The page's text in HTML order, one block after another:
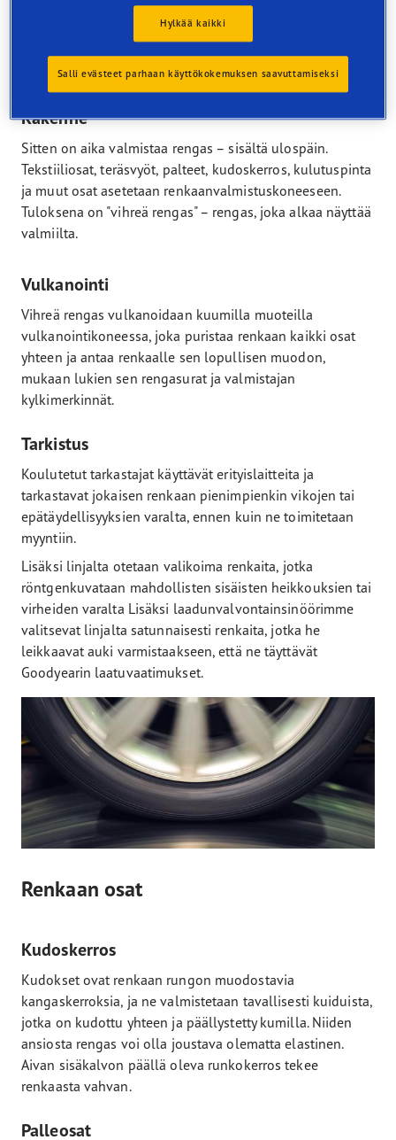
Jäähtynyt kumi leikataan suikaleiksi, jotka muodostavat
renkaan perusrakenteen. Valssausvaiheen jälkeen muut
renkaan elementit valmistellaan. Osa niistä päällystetään
tällöin toisentyyppisellä kumilla.
Rakenne
Sitten on aika valmistaa rengas – sisältä ulospäin.
Tekstiiliosat, teräsvyöt, palteet, kudoskerros, kulutuspinta
ja muut osat asetetaan renkaanvalmistuskoneeseen.
Tuloksena on "vihreä rengas" – rengas, joka alkaa näyttää
valmiilta.
Vulkanointi
Vihreä rengas vulkanoidaan kuumilla muoteilla
vulkanointikoneessa, joka puristaa renkaan kaikki osat
yhteen ja antaa renkaalle sen lopullisen muodon,
mukaan lukien sen rengasurat ja valmistajan
kylkimerkinnät.
Tarkistus
Koulutetut tarkastajat käyttävät erityislaitteita ja
tarkastavat jokaisen renkaan pienimpienkin vikojen tai
epätäydellisyyksien varalta, ennen kuin ne toimitetaan
myyntiin.
Lisäksi linjalta otetaan valikoima renkaita, jotka
röntgenkuvataan mahdollisten sisäisten heikkouksien tai
virheiden varalta Lisäksi laadunvalvontainsinöörimme
valitsevat linjalta satunnaisesti renkaita, jotka he
leikkaavat auki varmistaakseen, että ne täyttävät
Goodyearin laatuvaatimukset.
Renkaan osat
Kudoskerros
Kudokset ovat renkaan rungon muodostavia
kangaskerroksia, ja ne valmistetaan tavallisesti kuiduista,
jotka on kudottu yhteen ja päällystetty kumilla. Niiden
ansiosta rengas voi olla joustava olematta elastinen.
Aivan sisäkalvon päällä oleva runkokerros tekee
renkaasta vahvan.
Palleosat
Hylkää kaikki
Salli evästeet parhaan käyttökokemuksen saavuttamiseksi